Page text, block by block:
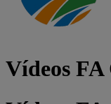
Vídeos FA